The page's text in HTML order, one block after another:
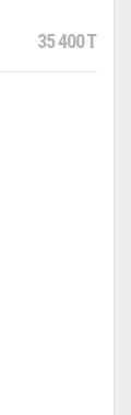
35 400 T